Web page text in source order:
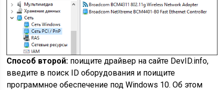
Способ второй: поищите драйвер на сайте DevID.info,
введите в поиск ID оборудования и поищите
программное обеспечение под Windows 10. Об этом